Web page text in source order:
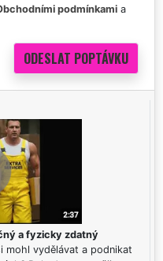
podmínkami a
a fyzicky zdatný
mohl vydělávat a podnikat